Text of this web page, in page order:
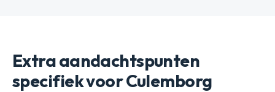
Extra aandachtspunten
specifiek voor Culemborg